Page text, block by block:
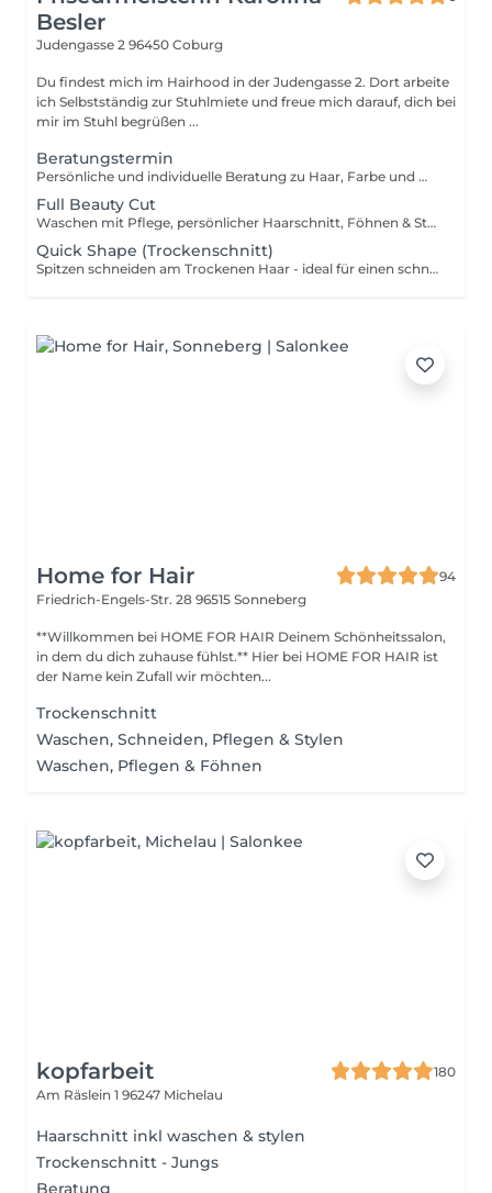
Besler
Judengasse 2 96450 Coburg
Du findest mich im Hairhood in der Judengasse 2. Dort arbeite
ich Selbstständig zur Stuhlmiete und freue mich darauf, dich bei
mir im Stuhl begrüßen ...
Beratungstermin
Persönliche und individuelle Beratung zu Haar, Farbe und Wunschlook. Hier wird eine komplette digitale Haar und Kopfhautdiagnose durchgeführt, mit der Pflegeroutine und entsprechenden Tipps. Der Beratungspreis wird beim anschließenden Behandlungstermin verrechnet.
Full Beauty Cut
Waschen mit Pflege, persönlicher Haarschnitt, Föhnen & Styling-Finish
Quick Shape (Trockenschnitt)
Spitzen schneiden am Trockenen Haar - ideal für einen schnellen, sauberen Look.
Home for Hair
94
Friedrich-Engels-Str. 28 96515 Sonneberg
**Willkommen bei HOME FOR HAIR Deinem Schönheitssalon,
in dem du dich zuhause fühlst.** Hier bei HOME FOR HAIR ist
der Name kein Zufall wir möchten...
Trockenschnitt
Waschen, Schneiden, Pflegen & Stylen
Waschen, Pflegen & Föhnen
kopfarbeit
180
Am Räslein 1 96247 Michelau
Haarschnitt inkl waschen & stylen
Trockenschnitt - Jungs
Beratung